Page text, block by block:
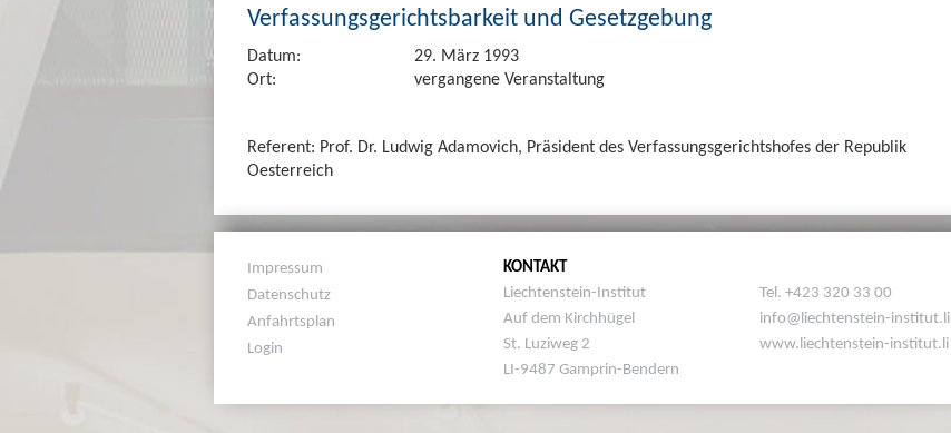
Verfassungsgerichtsbarkeit und Gesetzgebung
Datum:
29. März 1993
Ort:
vergangene Veranstaltung
Referent: Prof. Dr. Ludwig Adamovich, Präsident des Verfassungsgerichtshofes der Republik
Oesterreich
Impressum
Datenschutz
Anfahrtsplan
Login
KONTAKT
Liechtenstein-Institut
Auf dem Kirchhügel
St. Luziweg 2
LI-9487 Gamprin-Bendern
Tel. +423 320 33 00
info@liechtenstein-institut.li
www.liechtenstein-institut.li